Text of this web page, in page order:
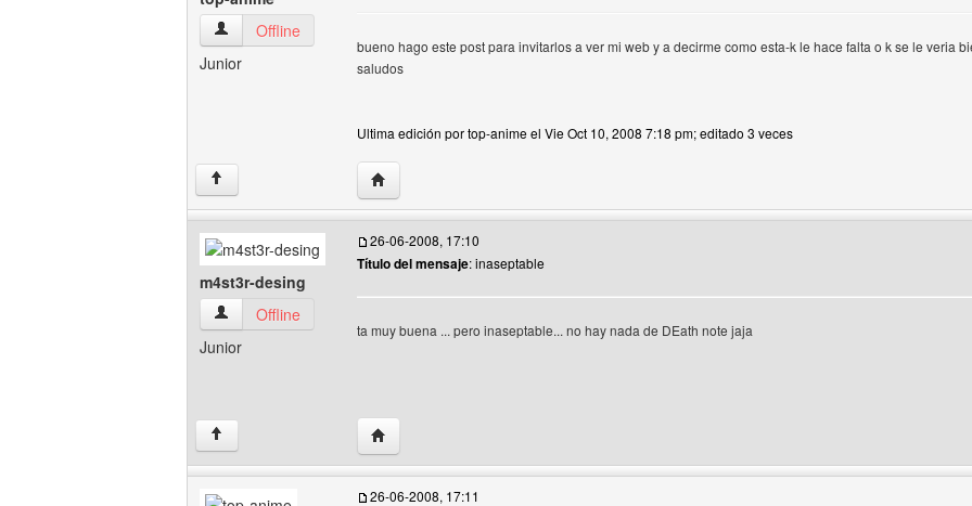
top-anime Ver perfil del usuario
Offline
Junior
bueno hago este post para invitarlos a ver mi web y a decirme como esta-k le hace falta o k se le veria
saludos
Ultima edición por top-anime el Vie Oct 10, 2008 7:18 pm; editado 3 veces
↑ Visitar sitio web del autor: top-anime
m4st3r-desing
m4st3r-desing Ver perfil del usuario
Offline
Junior
26-06-2008, 17:10
Título del mensaje: inaseptable
ta muy buena ... pero inaseptable... no hay nada de DEath note jaja
↑ Visitar sitio web del autor: m4st3r-desing
26-06-2008, 17:11